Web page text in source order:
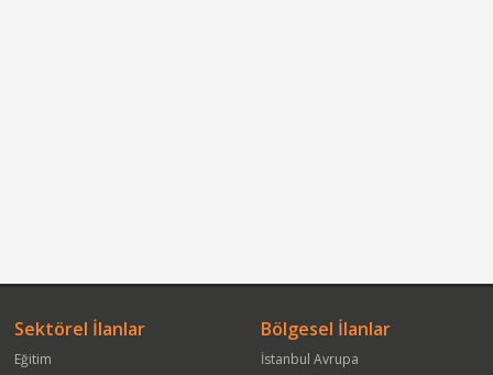
Sektörel İlanlar
Eğitim
Bölgesel İlanlar
İstanbul Avrupa